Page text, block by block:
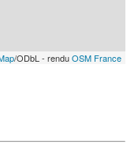
/ODbL - renduOSM France